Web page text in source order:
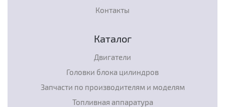
Контакты
Каталог
Двигатели
Головки блока цилиндров
Запчасти по производителям и моделям
Топливная аппаратура